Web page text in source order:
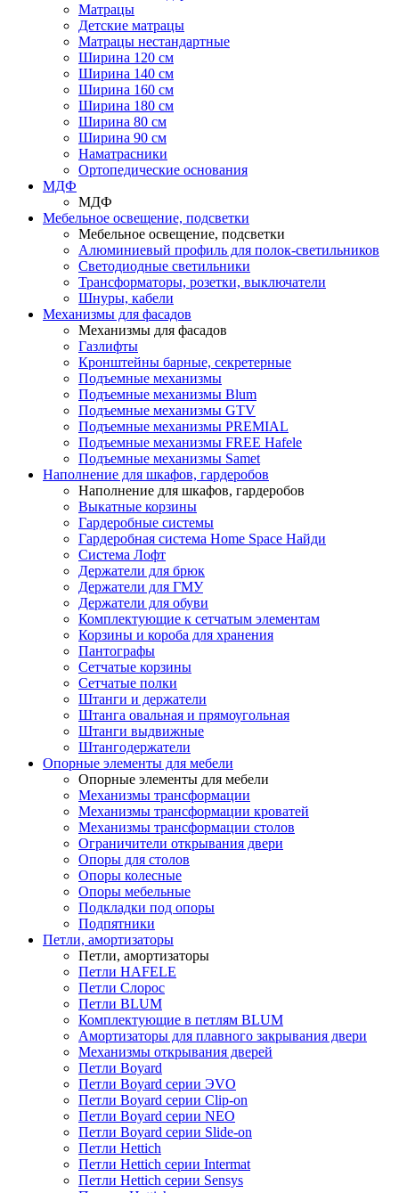
Матрацы
Детские матрацы
Матрацы нестандартные
Ширина 120 см
Ширина 140 см
Ширина 160 см
Ширина 180 см
Ширина 80 см
Ширина 90 см
Наматрасники
Ортопедические основания
МДФ
МДФ
Мебельное освещение, подсветки
Мебельное освещение, подсветки
Алюминиевый профиль для полок-светильников
Светодиодные светильники
Трансформаторы, розетки, выключатели
Шнуры, кабели
Механизмы для фасадов
Механизмы для фасадов
Газлифты
Кронштейны барные, секретерные
Подъемные механизмы
Подъемные механизмы Blum
Подъемные механизмы GTV
Подъемные механизмы PREMIAL
Подъемные механизмы FREE Hafele
Подъемные механизмы Samet
Наполнение для шкафов, гардеробов
Наполнение для шкафов, гардеробов
Выкатные корзины
Гардеробные системы
Гардеробная система Home Space Найди
Система Лофт
Держатели для брюк
Держатели для ГМУ
Держатели для обуви
Комплектующие к сетчатым элементам
Корзины и короба для хранения
Пантографы
Сетчатые корзины
Сетчатые полки
Штанги и держатели
Штанга овальная и прямоугольная
Штанги выдвижные
Штангодержатели
Опорные элементы для мебели
Опорные элементы для мебели
Механизмы трансформации
Механизмы трансформации кроватей
Механизмы трансформации столов
Ограничители открывания двери
Опоры для столов
Опоры колесные
Опоры мебельные
Подкладки под опоры
Подпятники
Петли, амортизаторы
Петли, амортизаторы
Петли HAFELE
Петли Слорос
Петли BLUM
Комплектующие в петлям BLUM
Амортизаторы для плавного закрывания двери
Механизмы открывания дверей
Петли Boyard
Петли Boyard серии ЭVO
Петли Boyard серии Clip-on
Петли Boyard серии NEO
Петли Boyard серии Slide-on
Петли Hettich
Петли Hettich серии Intermat
Петли Hettich серии Sensys